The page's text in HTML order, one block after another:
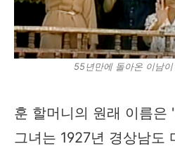
55년만에 돌아온 이남
훈 할머니의 원래 이름은
그녀는 1927년 경상남도